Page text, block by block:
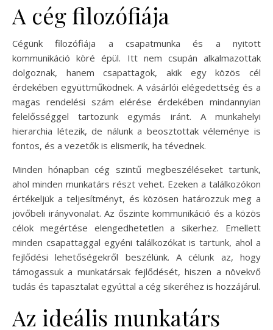
A cég filozófiája
Cégünk filozófiája a csapatmunka és a nyitott
kommunikáció köré épül. Itt nem csupán alkalmazottak
dolgoznak, hanem csapattagok, akik egy közös cél
érdekében együttműködnek. A vásárlói elégedettség és a
magas rendelési szám elérése érdekében mindannyian
felelősséggel tartozunk egymás iránt. A munkahelyi
hierarchia létezik, de nálunk a beosztottak véleménye is
fontos, és a vezetők is elismerik, ha tévednek.
Minden hónapban cég szintű megbeszéléseket tartunk,
ahol minden munkatárs részt vehet. Ezeken a találkozókon
értékeljük a teljesítményt, és közösen határozzuk meg a
jövőbeli irányvonalat. Az őszinte kommunikáció és a közös
célok megértése elengedhetetlen a sikerhez. Emellett
minden csapattaggal egyéni találkozókat is tartunk, ahol a
fejlődési lehetőségekről beszélünk. A célunk az, hogy
támogassuk a munkatársak fejlődését, hiszen a növekvő
tudás és tapasztalat egyúttal a cég sikeréhez is hozzájárul.
Az ideális munkatárs